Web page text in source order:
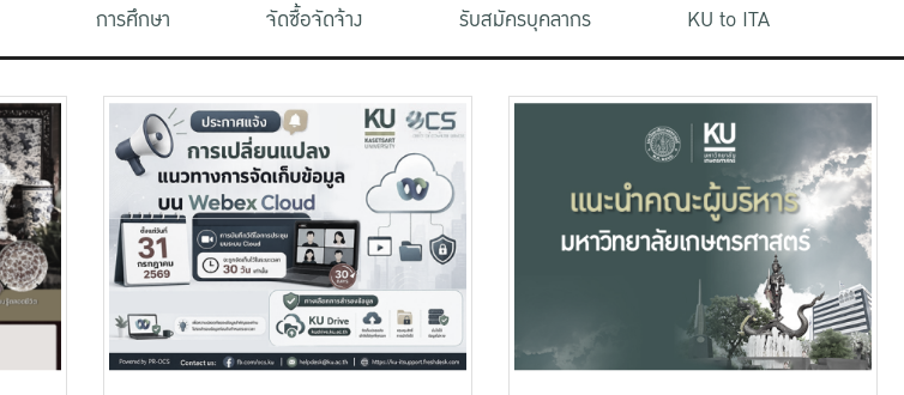
การศึกษา จัดซื้อจัดจ้าง รับสมัครบุคลากร KU to ITA